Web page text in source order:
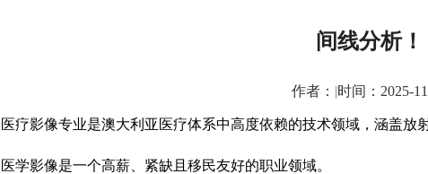
间线分析！
作者： |时间：2025-
医疗影像专业是澳大利亚医疗体系中高度依赖的技术领域，涵盖放
医学影像是一个高薪、紧缺且移民友好的职业领域。